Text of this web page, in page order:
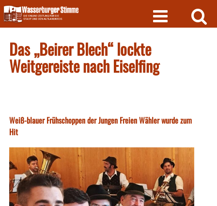
Skip
to
content
Das „Beirer Blech“ lockte
Weitgereiste nach Eiselfing
Weiß-blauer Frühschoppen der Jungen Freien Wähler wurde zum
Hit